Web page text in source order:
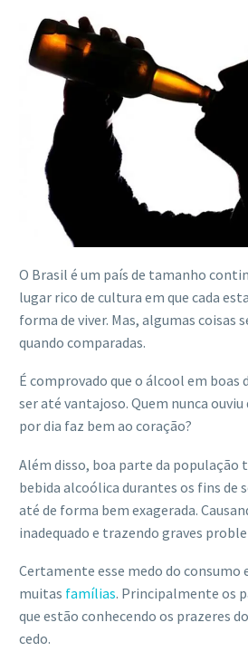
O Brasil é um país de tamanho
lugar rico de cultura em que cada
forma de viver. Mas, algumas coisas
quando comparadas.
É comprovado que o álcool em boas
ser até vantajoso. Quem nunca
por dia faz bem ao coração?
Além disso, boa parte da população
bebida alcoólica durantes os fins de
até de forma bem exagerada.
inadequado e trazendo graves
Certamente esse medo do consumo
muitas famílias. Principalmente os
que estão conhecendo os prazeres
cedo.